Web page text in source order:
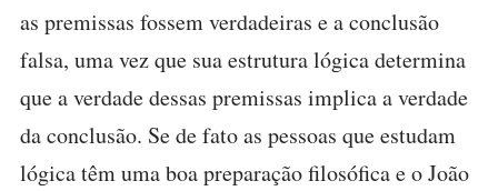
as premissas fossem verdadeiras e a conclusão
falsa, uma vez que sua estrutura lógica determina
que a verdade dessas premissas implica a verdade
da conclusão. Se de fato as pessoas que estudam
lógica têm uma boa preparação filosófica e o João